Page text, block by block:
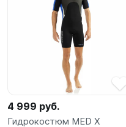
4 999 руб.
Гидрокостюм MED X